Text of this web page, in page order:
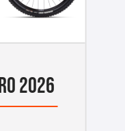
2026